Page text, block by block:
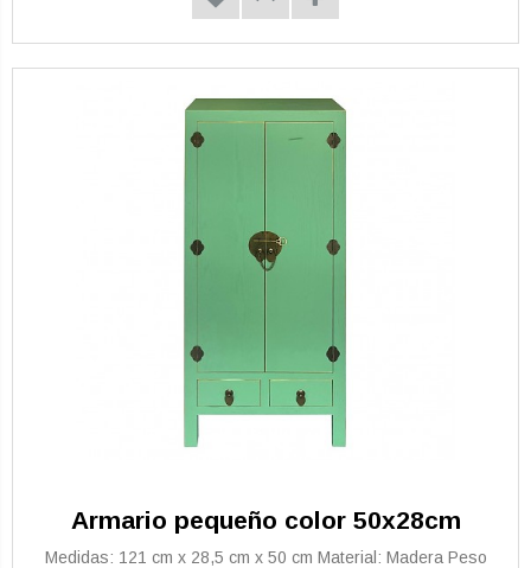
Armario pequeño color 50x28cm
Medidas: 121 cm x 28,5 cm x 50 cm Material: Madera Peso